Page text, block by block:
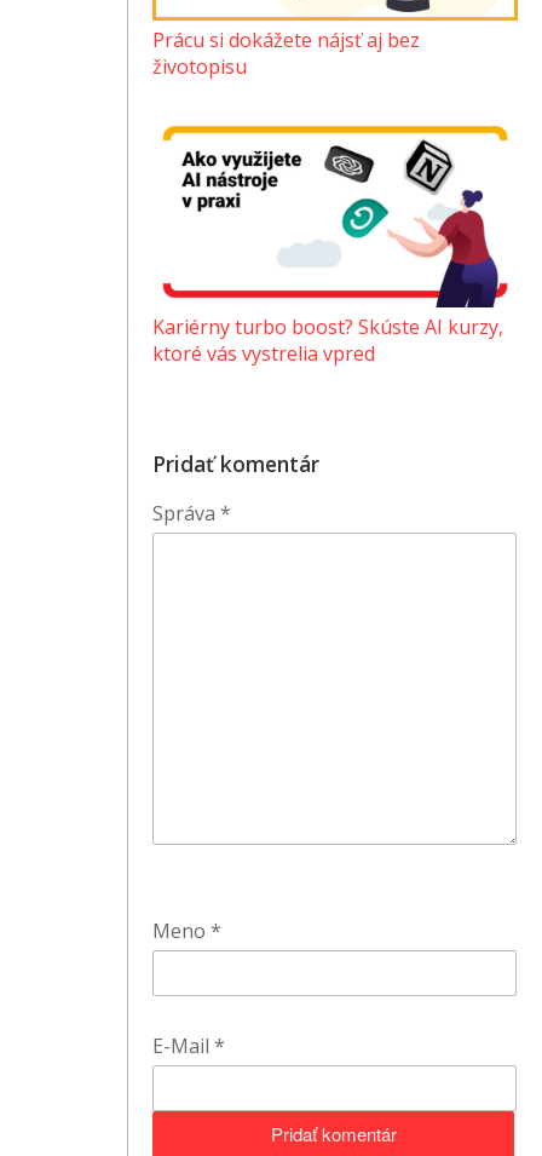
Prácu si dokážete nájsť aj bez
životopisu
Kariérny turbo boost? Skúste AI kurzy,
ktoré vás vystrelia vpred
Pridať komentár
Správa*
Meno*
E-Mail*